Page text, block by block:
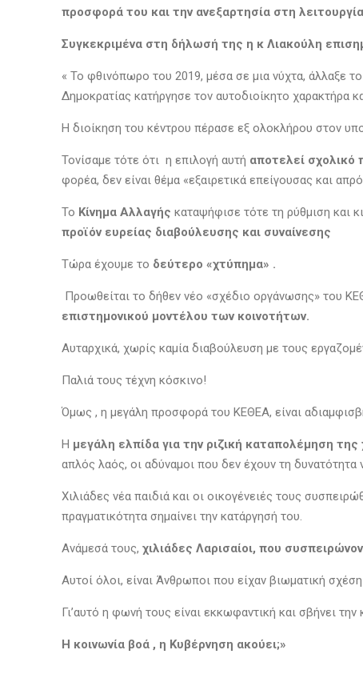
προσφορά του και την ανεξαρτησία στη
Συγκεκριμένα στη δήλωσή της η κ Λιακούλη
« Το φθινόπωρο του 2019, μέσα σε μια νύχτα, άλλαξε
Δημοκρατίας κατήργησε τον αυτοδιοίκητο χαρακτήρα
Η διοίκηση του κέντρου πέρασε εξ ολοκλήρου στον
Τονίσαμε τότε ότι η επιλογή αυτή αποτελεί σχολικό
φορέα, δεν είναι θέμα «εξαιρετικά επείγουσας και
Το Κίνημα Αλλαγής καταψήφισε τότε τη ρύθμιση και
προϊόν ευρείας διαβούλευσης και συναίνεσης
Τώρα έχουμε το δεύτερο «χτύπημα» .
Προωθείται το δήθεν νέο «σχέδιο οργάνωσης» του
επιστημονικού μοντέλου των κοινοτήτων.
Αυταρχικά, χωρίς καμία διαβούλευση με τους
Παλιά τους τέχνη κόσκινο!
Όμως , η μεγάλη προσφορά του ΚΕΘΕΑ, είναι
Η μεγάλη ελπίδα για την ριζική καταπολέμηση
απλός λαός, οι αδύναμοι που δεν έχουν τη δυνατότητα
Χιλιάδες νέα παιδιά και οι οικογένειές τους
πραγματικότητα σημαίνει την κατάργησή του.
Ανάμεσά τους, χιλιάδες Λαρισαίοι, που
Αυτοί όλοι, είναι Άνθρωποι που είχαν βιωματική
Γι’αυτό η φωνή τους είναι εκκωφαντική και σβήνει
Η κοινωνία βοά , η Κυβέρνηση ακούει;»